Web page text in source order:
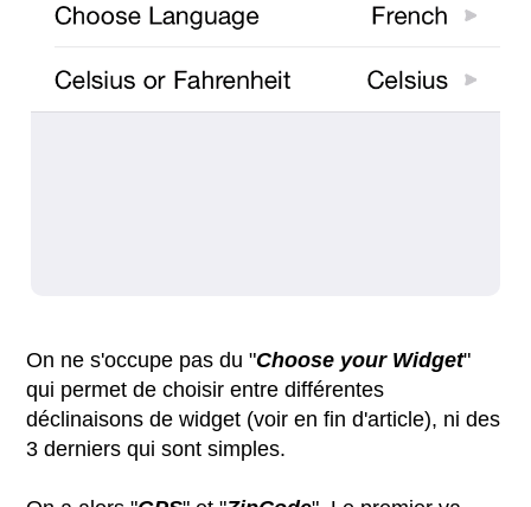
On ne s'occupe pas du "Choose your Widget"
qui permet de choisir entre différentes
déclinaisons de widget (voir en fin d'article), ni des
3 derniers qui sont simples.